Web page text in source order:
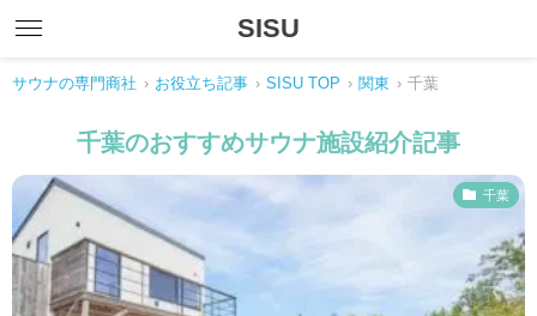
SISU
サウナの専門商社 › お役立ち記事 › SISU TOP › 関東 › 千葉
千葉のおすすめサウナ施設紹介記事
千葉